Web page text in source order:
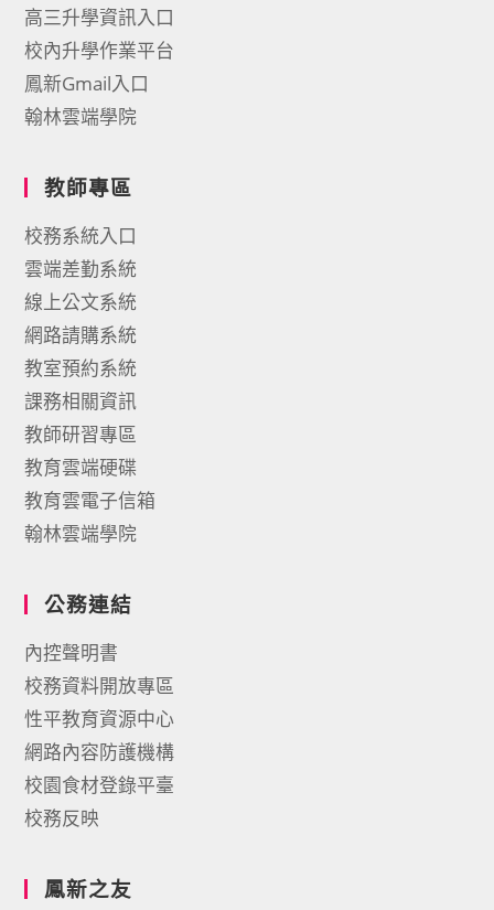
高三升學資訊入口
校內升學作業平台
鳳新Gmail入口
翰林雲端學院
教師專區
校務系統入口
雲端差勤系統
線上公文系統
網路請購系統
教室預約系統
課務相關資訊
教師研習專區
教育雲端硬碟
教育雲電子信箱
翰林雲端學院
公務連結
內控聲明書
校務資料開放專區
性平教育資源中心
網路內容防護機構
校園食材登錄平臺
校務反映
鳳新之友